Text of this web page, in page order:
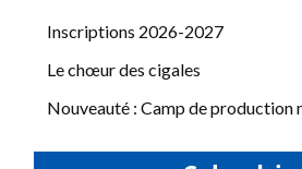
Inscriptions 2026-2027
Le chœur des cigales
Nouveauté : Camp de production